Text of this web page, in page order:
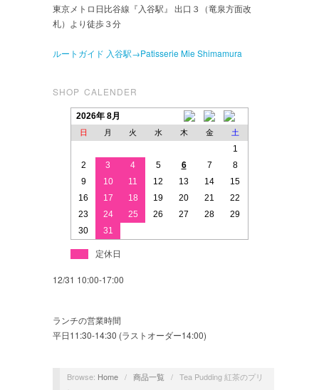
東京メトロ日比谷線『入谷駅』 出口３（竜泉方面改
札）より徒歩３分
ルートガイド 入谷駅→Patisserie Mie Shimamura
SHOP CALENDER
2026年 8月
日 月 火 水 木 金 土
1
2
3 4 5 6 7
8
9
10 11 12 13 14
15
16
17 18 19 20 21
22
23
24 25 26 27 28
29
30
31
定休日
12/31 10:00-17:00
ランチの営業時間
平日11:30-14:30 (ラストオーダー14:00)
Browse: Home / 商品一覧 / Tea Pudding 紅茶のプリ